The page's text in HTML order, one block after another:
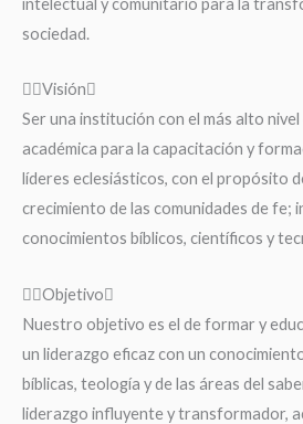
intelectual y comunitario para la
sociedad.
Visión
Ser una institución con el más alto nivel
académica para la capacitación y
líderes eclesiásticos, con el propósito
crecimiento de las comunidades de fe;
conocimientos bíblicos, científicos y
Objetivo
Nuestro objetivo es el de formar y
un liderazgo eficaz con un
bíblicas, teología y de las áreas del
liderazgo influyente y transformador,